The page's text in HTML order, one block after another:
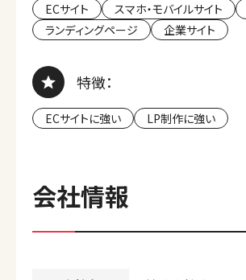
ECサイト スマホ・モバイルサイト
ランディングページ
企業サイト
特徴：
ECサイトに強い LP制作に強い
会社情報